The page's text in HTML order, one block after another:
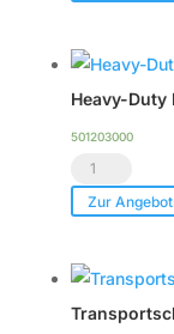
12
Menge
Heavy-Duty
501203000
Heavy-
Duty
für
bis
zu
Zur